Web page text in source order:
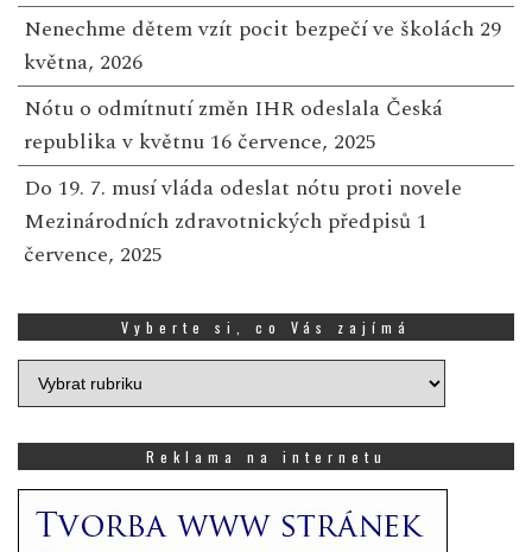
Nenechme dětem vzít pocit bezpečí ve školách 29
května, 2026
Nótu o odmítnutí změn IHR odeslala Česká
republika v květnu 16 července, 2025
Do 19. 7. musí vláda odeslat nótu proti novele
Mezinárodních zdravotnických předpisů 1
července, 2025
Vyberte si, co Vás zajímá
Vyberte
si,
zajímá
Reklama na internetu